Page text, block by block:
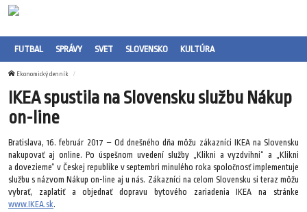
FUTBAL SPRÁVY SVET SLOVENSKO KULTÚRA
Ekonomický denník
IKEA spustila na Slovensku službu Nákup
on-line
Bratislava, 16. február 2017 – Od dnešného dňa môžu zákazníci IKEA na Slovensku
nakupovať aj online. Po úspešnom uvedení služby „Klikni a vyzdvihni“ a „Klikni
a dovezieme“ v Českej republike v septembri minulého roka spoločnosť implementuje
službu s názvom Nákup on-line aj u nás. Zákazníci na celom Slovensku si teraz môžu
vybrať, zaplatiť a objednať dopravu bytového zariadenia IKEA na stránke
www.IKEA.sk.